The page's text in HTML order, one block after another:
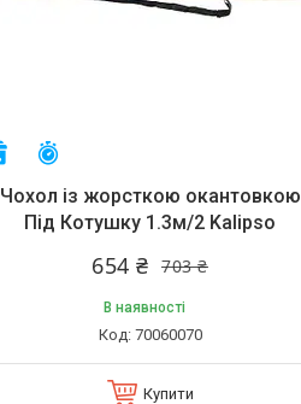
–7%
Чохол із жорсткою окантовкою
Під Котушку 1.3м/2 Kalipso
703 ₴
654 ₴
В наявності
70060070
Купити